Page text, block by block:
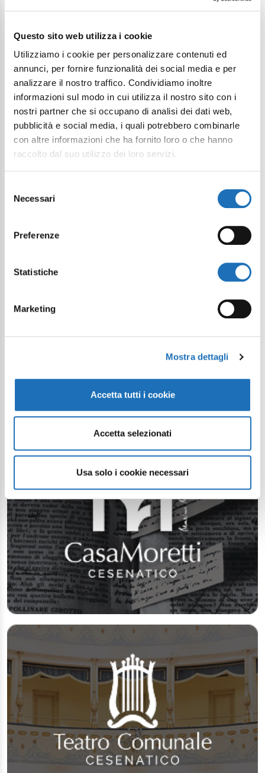
Questo sito web utilizza i cookie
Utilizziamo i cookie per personalizzare contenuti ed
annunci, per fornire funzionalità dei social media e per
analizzare il nostro traffico. Condividiamo inoltre
informazioni sul modo in cui utilizza il nostro sito con i
nostri partner che si occupano di analisi dei dati web,
pubblicità e social media, i quali potrebbero combinarle
con altre informazioni che ha fornito loro o che hanno
raccolto dal suo utilizzo dei loro servizi.
delNecessari
Preferenze
Statistiche
Marketing
Mostra dettagli
Accetta tutti i cookie
Accetta selezionati
Usa solo i cookie necessari
Continua a esplorare
Il tuo viaggio digitale dentro Cesenatico